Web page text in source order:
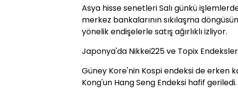
Asya hisse senetleri Salı günkü
merkez bankalarının sıkılaşma
yönelik endişelerle satış ağırlıklı izliyor.
Japonya'da Nikkei225 ve Topix
Güney Kore'nin Kospi endeksi de erken
Kong'un Hang Seng Endeksi hafif geriledi.